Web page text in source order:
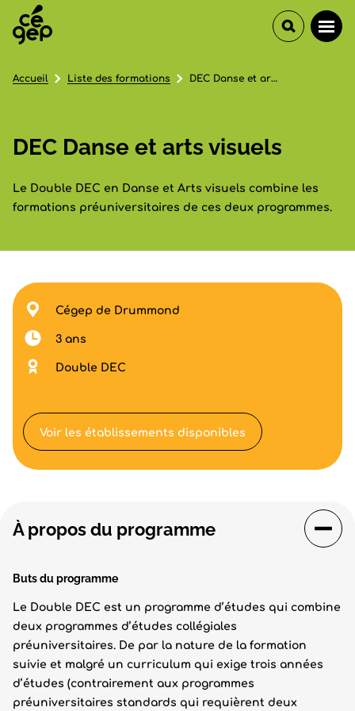
DEC Danse et arts visuels
Le Double DEC en Danse et Arts visuels combine les
formations préuniversitaires de ces deux programmes.
Accueil Liste des formations DEC Danse et arts visuels
À propos du programme
Buts du programme
Le Double DEC est un programme d’études qui combine
deux programmes d’études collégiales
préuniversitaires. De par la nature de la formation
suivie et malgré un curriculum qui exige trois années
d’études (contrairement aux programmes
préuniversitaires standards qui requièrent deux
Cégep de Drummond
3 ans
Double DEC
Voir les établissements disponibles